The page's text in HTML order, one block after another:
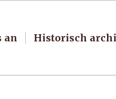
an Historisch